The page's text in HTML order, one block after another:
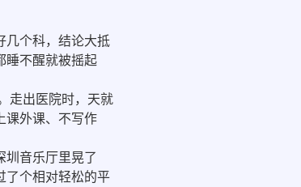
几个科，结论大抵
睡不醒就被摇起
走出医院时，天就
课外课、不写作
音乐厅里晃了
了个相对轻松的平